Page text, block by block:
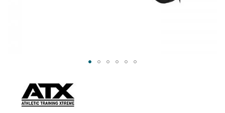
början
bildgalleriet